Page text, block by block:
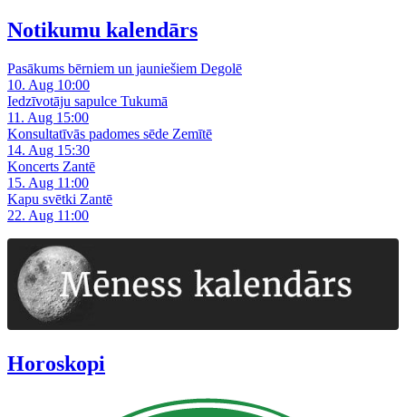
Notikumu kalendārs
Pasākums bērniem un jauniešiem Degolē
10. Aug 10:00
Iedzīvotāju sapulce Tukumā
11. Aug 15:00
Konsultatīvās padomes sēde Zemītē
14. Aug 15:30
Koncerts Zantē
15. Aug 11:00
Kapu svētki Zantē
22. Aug 11:00
Horoskopi